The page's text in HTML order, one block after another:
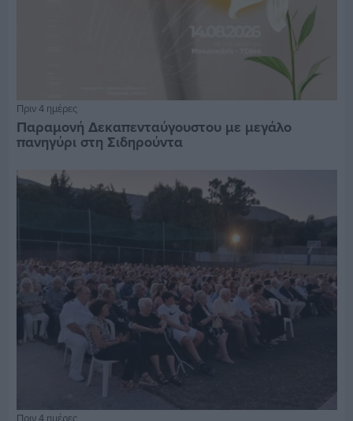
Πριν 4 ημέρες
Παραμονή Δεκαπενταύγουστου με μεγάλο
πανηγύρι στη Σιδηρούντα
Πριν 4 ημέρες